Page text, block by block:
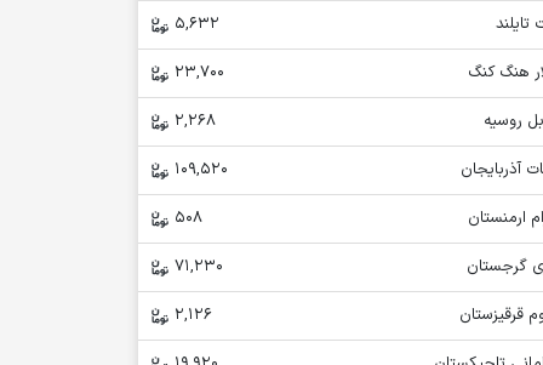
تایلند
5,632
هنگ کنگ
23,700
روسیه
2,268
آذربایجان
109,520
ارمنستان
508
گرجستان
71,230
قرقیزستان
2,126